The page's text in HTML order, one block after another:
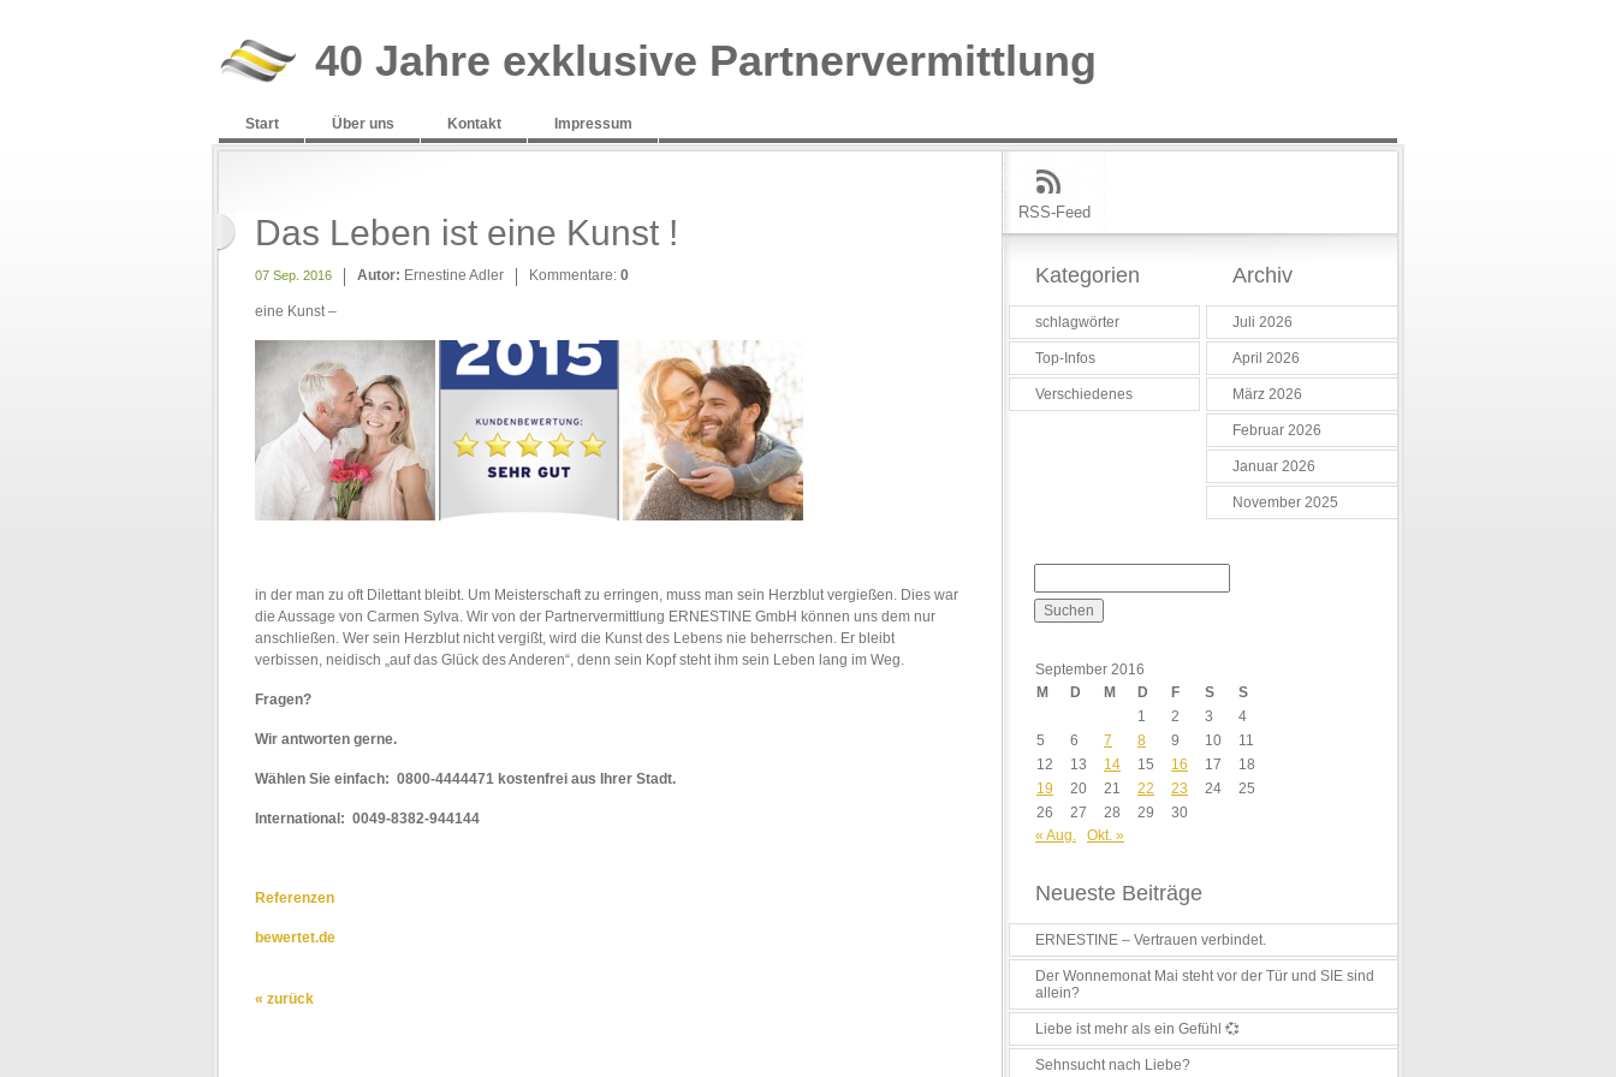
40 Jahre exklusive Partnervermittlung
Start Über uns Kontakt Impressum
Das Leben ist eine Kunst !
07 Sep. 2016 Autor: Ernestine Adler Kommentare: 0
eine Kunst –
in der man zu oft Dilettant bleibt. Um Meisterschaft zu erringen, muss man sein Herzblut vergießen. Dies war
die Aussage von Carmen Sylva. Wir von der Partnervermittlung ERNESTINE GmbH können uns dem nur
anschließen. Wer sein Herzblut nicht vergißt, wird die Kunst des Lebens nie beherrschen. Er bleibt
verbissen, neidisch „auf das Glück des Anderen“, denn sein Kopf steht ihm sein Leben lang im Weg.
Fragen?
Wir antworten gerne.
Wählen Sie einfach: 0800-4444471 kostenfrei aus Ihrer Stadt.
International: 0049-8382-944144
Referenzen
bewertet.de
« zurück
RSS-Feed
Kategorien
schlagwörter
Top-Infos
Verschiedenes
Archiv
Juli 2026
April 2026
März 2026
Februar 2026
Januar 2026
November 2025
September 2016
M
D M D F S
S
1
2 3
4
5
6 7 8 9 10
11
12
13 14 15 16 17
18
19
20 21 22 23 24
25
26
27 28 29
30
« Aug.
Okt. »
Neueste Beiträge
ERNESTINE – Vertrauen verbindet.
Der Wonnemonat Mai steht vor der Tür und SIE sind
allein?
Liebe ist mehr als ein Gefühl 💞
Sehnsucht nach Liebe?